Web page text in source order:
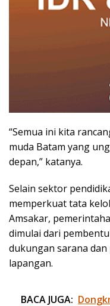
“Semua ini kita
muda Batam yang
depan,” katanya.
Selain sektor
memperkuat tata
Amsakar,
dimulai dari
dukungan sarana
lapangan.
BACA JUGA: